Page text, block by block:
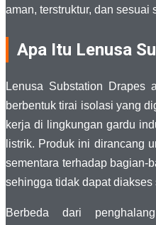
aman, terstruktur, dan sesuai
Apa Itu Lenusa
Lenusa Substation Drapes
berbentuk tirai isolasi yang
kerja di lingkungan gardu
listrik. Produk ini dirancang
sementara terhadap bagian-
sehingga tidak dapat
Berbeda dari